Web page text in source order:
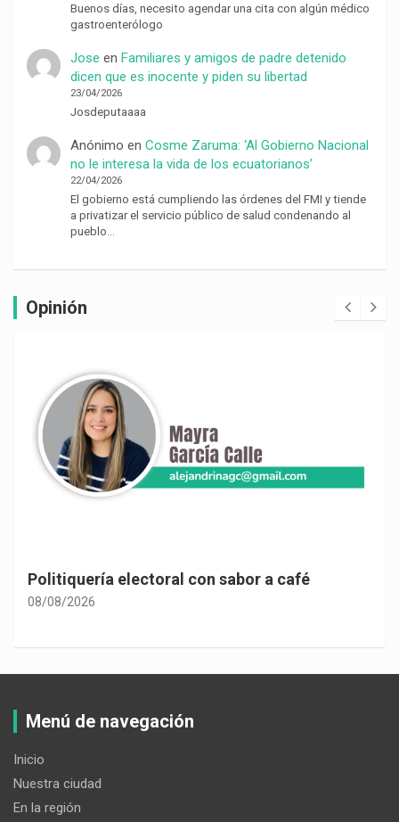
Buenos días, necesito agendar una cita con algún médico
gastroenterólogo
Jose en Familiares y amigos de padre detenido
dicen que es inocente y piden su libertad
23/04/2026
Josdeputaaaa
Anónimo en Cosme Zaruma: ‘Al Gobierno Nacional
no le interesa la vida de los ecuatorianos’
22/04/2026
El gobierno está cumpliendo las órdenes del FMI y tiende
a privatizar el servicio público de salud condenando al
pueblo…
Opinión
Las consecuencias de la despolitización
constitucional
Menú de navegación
Inicio
Nuestra ciudad
En la región